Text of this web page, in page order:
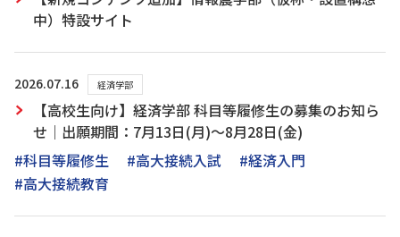
中）特設サイト
2026.07.16 経済学部
【高校生向け】経済学部 科目等履修生の募集のお知ら
せ｜出願期間：7月13日(月)～8月28日(金)
#科目等履修生
#高大接続入試
#経済入門
#高大接続教育